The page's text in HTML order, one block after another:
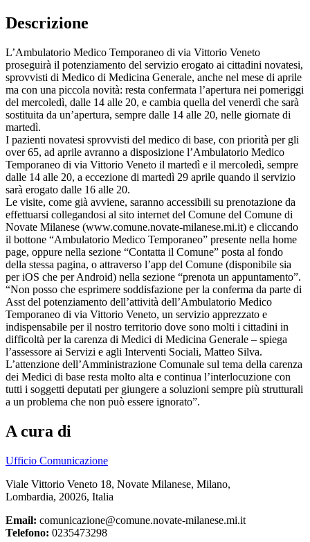
Descrizione
L’Ambulatorio Medico Temporaneo di via Vittorio Veneto
proseguirà il potenziamento del servizio erogato ai cittadini novatesi,
sprovvisti di Medico di Medicina Generale, anche nel mese di aprile
ma con una piccola novità: resta confermata l’apertura nei pomeriggi
del mercoledì, dalle 14 alle 20, e cambia quella del venerdì che sarà
sostituita da un’apertura, sempre dalle 14 alle 20, nelle giornate di
martedì.
I pazienti novatesi sprovvisti del medico di base, con priorità per gli
over 65, ad aprile avranno a disposizione l’Ambulatorio Medico
Temporaneo di via Vittorio Veneto il martedì e il mercoledì, sempre
dalle 14 alle 20, a eccezione di martedì 29 aprile quando il servizio
sarà erogato dalle 16 alle 20.
Le visite, come già avviene, saranno accessibili su prenotazione da
effettuarsi collegandosi al sito internet del Comune del Comune di
Novate Milanese (www.comune.novate-milanese.mi.it) e cliccando
il bottone “Ambulatorio Medico Temporaneo” presente nella home
page, oppure nella sezione “Contatta il Comune” posta al fondo
della stessa pagina, o attraverso l’app del Comune (disponibile sia
per iOS che per Android) nella sezione “prenota un appuntamento”.
“Non posso che esprimere soddisfazione per la conferma da parte di
Asst del potenziamento dell’attività dell’Ambulatorio Medico
Temporaneo di via Vittorio Veneto, un servizio apprezzato e
indispensabile per il nostro territorio dove sono molti i cittadini in
difficoltà per la carenza di Medici di Medicina Generale – spiega
l’assessore ai Servizi e agli Interventi Sociali, Matteo Silva.
L’attenzione dell’Amministrazione Comunale sul tema della carenza
dei Medici di base resta molto alta e continua l’interlocuzione con
tutti i soggetti deputati per giungere a soluzioni sempre più strutturali
a un problema che non può essere ignorato”.
A cura di
Ufficio Comunicazione
Viale Vittorio Veneto 18, Novate Milanese, Milano,
Lombardia, 20026, Italia
Email: comunicazione@comune.novate-milanese.mi.it
Telefono: 0235473298